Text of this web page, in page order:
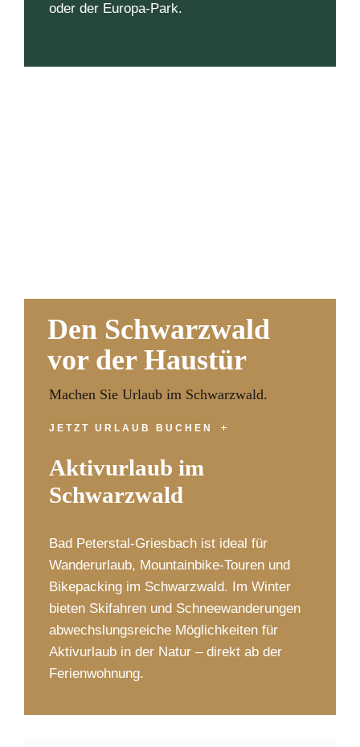
oder der Europa-Park.
Den Schwarzwald
vor der Haustür
Machen Sie Urlaub im Schwarzwald.
JETZT URLAUB BUCHEN
Aktivurlaub im
Schwarzwald
Bad Peterstal-Griesbach ist ideal für
Wanderurlaub, Mountainbike-Touren und
Bikepacking im Schwarzwald. Im Winter
bieten Skifahren und Schneewanderungen
abwechslungsreiche Möglichkeiten für
Aktivurlaub in der Natur – direkt ab der
Ferienwohnung.